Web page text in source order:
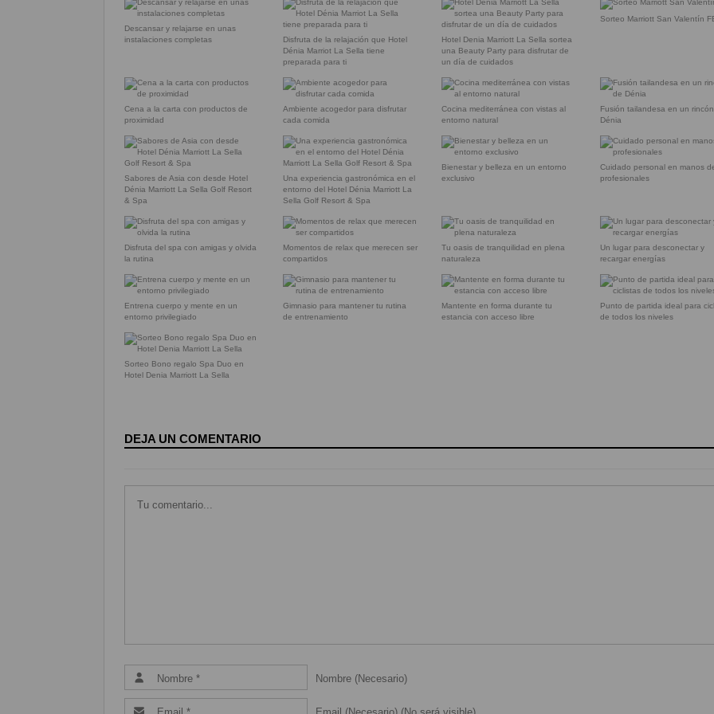
Descansar y relajarse en unas
instalaciones completas
Disfruta de la relajación que Hotel
Dénia Marriot La Sella tiene
preparada para ti
Hotel Denia Marriott La Sella sortea
una Beauty Party para disfrutar de
un día de cuidados
Sorteo Marriott San Valentín
Cena a la carta con productos de
proximidad
Ambiente acogedor para disfrutar
cada comida
Cocina mediterránea con vistas al
entorno natural
Fusión tailandesa en un
Dénia
Sabores de Asia con desde Hotel
Dénia Marriott La Sella Golf Resort
& Spa
Una experiencia gastronómica en el
entorno del Hotel Dénia Marriott La
Sella Golf Resort & Spa
Bienestar y belleza en un entorno
exclusivo
Cuidado personal en manos
profesionales
Disfruta del spa con amigas y olvida
la rutina
Momentos de relax que merecen ser
compartidos
Tu oasis de tranquilidad en plena
naturaleza
Un lugar para desconectar y
recargar energías
Entrena cuerpo y mente en un
entorno privilegiado
Gimnasio para mantener tu rutina
de entrenamiento
Mantente en forma durante tu
estancia con acceso libre
Punto de partida ideal para
de todos los niveles
Sorteo Bono regalo Spa Duo en
Hotel Denia Marriott La Sella
DEJA UN COMENTARIO
Nombre (Necesario)